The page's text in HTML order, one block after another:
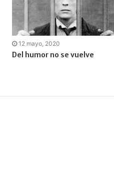
12 mayo, 2020
Del humor no se vuelve